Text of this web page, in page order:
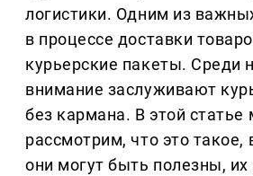
логистики. Одним из
в процессе доставки
курьерские пакеты. Среди
внимание заслуживают
без кармана. В этой статье
рассмотрим, что это такое,
они могут быть полезны,